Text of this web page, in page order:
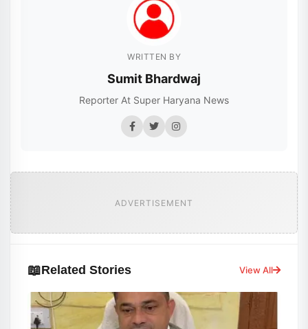
WRITTEN BY
Sumit Bhardwaj
Reporter At Super Haryana News
ADVERTISEMENT
📖Related Stories View All